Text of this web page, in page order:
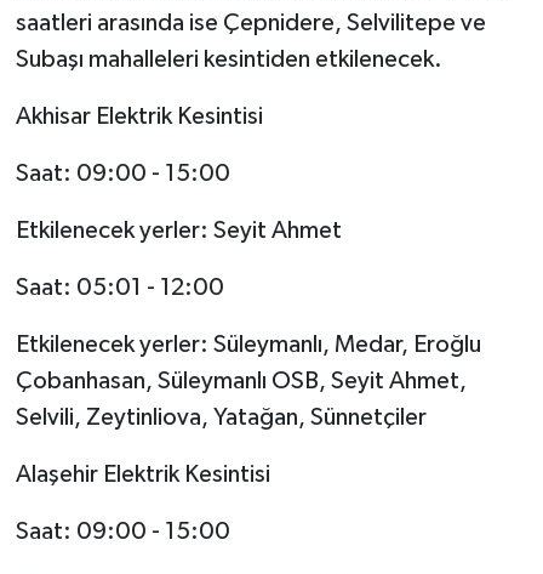
saatleri arasında ise Çepnidere, Selvilitepe ve
Subaşı mahalleleri kesintiden etkilenecek.
Akhisar Elektrik Kesintisi
Saat: 09:00 - 15:00
Etkilenecek yerler: Seyit Ahmet
Saat: 05:01 - 12:00
Etkilenecek yerler: Süleymanlı, Medar, Eroğlu
Çobanhasan, Süleymanlı OSB, Seyit Ahmet,
Selvili, Zeytinliova, Yatağan, Sünnetçiler
Alaşehir Elektrik Kesintisi
Saat: 09:00 - 15:00